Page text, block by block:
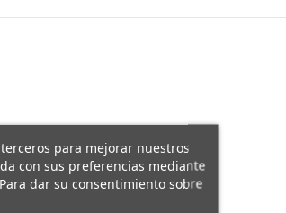
para mejorar nuestros
con sus preferencias mediante
dar su consentimiento sobre